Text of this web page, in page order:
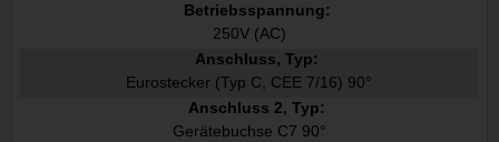
Betriebsspannung:
250V (AC)
Anschluss, Typ:
Eurostecker (Typ C, CEE 7/16) 90°
Anschluss 2, Typ:
Gerätebuchse C7 90°